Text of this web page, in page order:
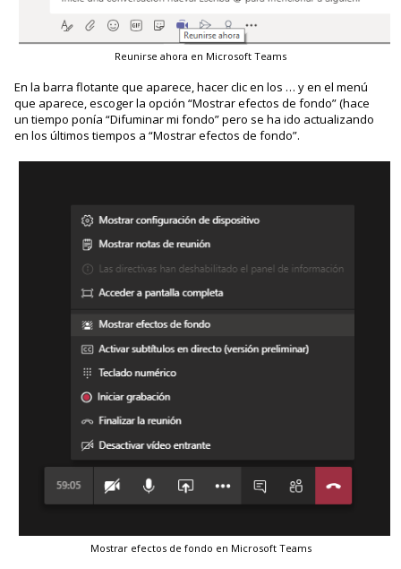
Reunirse ahora en Microsoft Teams
En la barra flotante que aparece, hacer clic en los … y en el menú
que aparece, escoger la opción “Mostrar efectos de fondo” (hace
un tiempo ponía “Difuminar mi fondo” pero se ha ido actualizando
en los últimos tiempos a “Mostrar efectos de fondo”.
Mostrar efectos de fondo en Microsoft Teams